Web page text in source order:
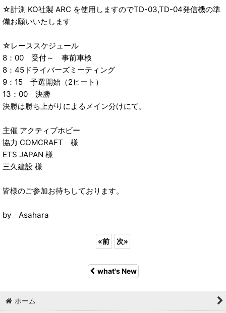
☆計測 KO社製 ARC を使用しますのでTD-03,TD-04発信機の準
備お願いいたします
☆レーススケジュール
8：00 受付～ 事前車検
8：45ドライバーズミーティング
9：15 予選開始（2ヒート）
13：00 決勝
決勝は勝ち上がりによるメイン分けにて。
主催 アクティブホビー
協力 COMCRAFT 様
ETS JAPAN 様
三久建設 様
皆様のご参加お待ちしております。
by Asahara
«前 次»
what's New
ホーム